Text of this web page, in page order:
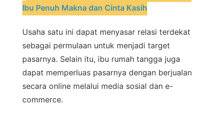
Ibu Penuh Makna dan Cinta Kasih
Usaha satu ini dapat menyasar relasi terdekat
sebagai permulaan untuk menjadi target
pasarnya. Selain itu, ibu rumah tangga juga
dapat memperluas pasarnya dengan berjualan
secara online melalui media sosial dan e-
commerce.